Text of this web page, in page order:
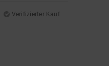
Verifizierter Kauf